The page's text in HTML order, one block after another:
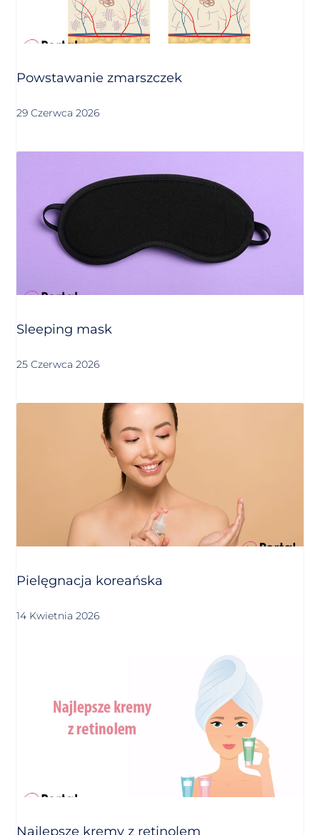
Powstawanie zmarszczek
29 Czerwca 2026
Sleeping mask
25 Czerwca 2026
Pielęgnacja koreańska
14 Kwietnia 2026
Najlepsze kremy z retinolem